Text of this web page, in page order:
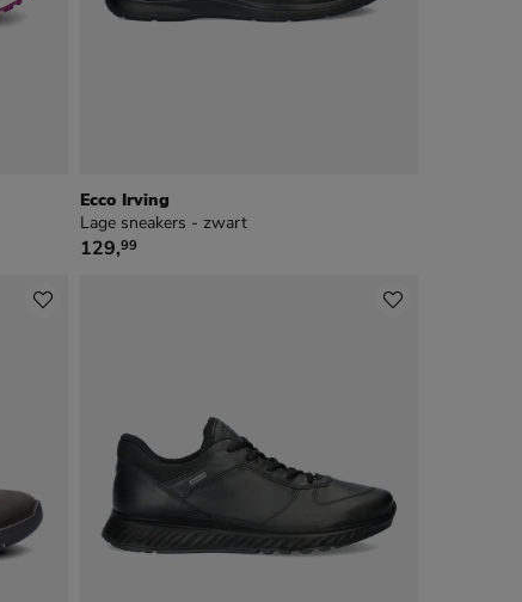
Ecco Irving
Lage sneakers - zwart
€ 129,99
129,99